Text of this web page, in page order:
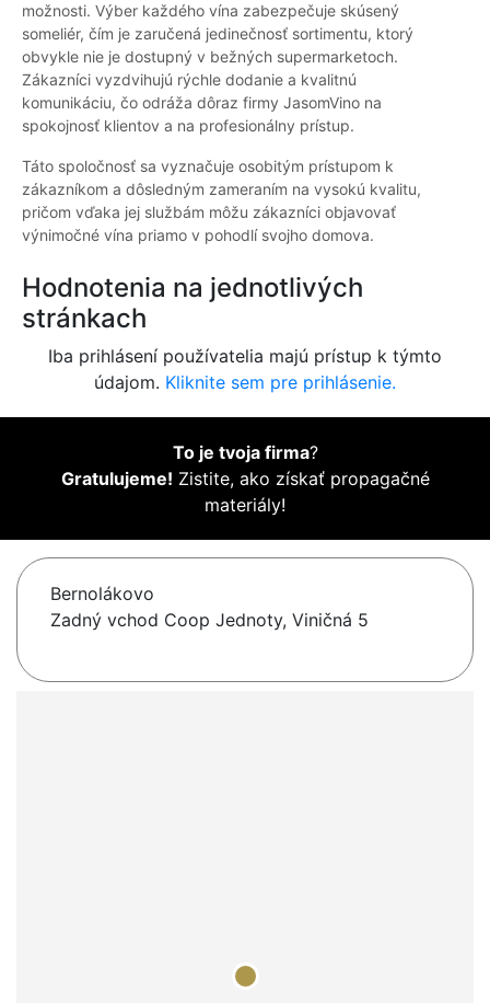
možnosti. Výber každého vína zabezpečuje skúsený
someliér, čím je zaručená jedinečnosť sortimentu, ktorý
obvykle nie je dostupný v bežných supermarketoch.
Zákazníci vyzdvihujú rýchle dodanie a kvalitnú
komunikáciu, čo odráža dôraz firmy JasomVino na
spokojnosť klientov a na profesionálny prístup.
Táto spoločnosť sa vyznačuje osobitým prístupom k
zákazníkom a dôsledným zameraním na vysokú kvalitu,
pričom vďaka jej službám môžu zákazníci objavovať
výnimočné vína priamo v pohodlí svojho domova.
Hodnotenia na jednotlivých
stránkach
Iba prihlásení používatelia majú prístup k týmto
údajom. Kliknite sem pre prihlásenie.
To je tvoja firma?
Gratulujeme! Zistite, ako získať propagačné
materiály!
Bernolákovo
Zadný vchod Coop Jednoty, Viničná 5